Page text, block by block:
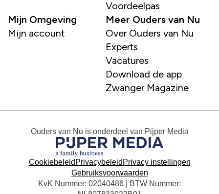
Voordeelpas
Mijn Omgeving
Mijn account
Meer Ouders van Nu
Over Ouders van Nu
Experts
Vacatures
Download de app
Zwanger Magazine
Ouders van Nu is onderdeel van Pijper Media
Cookiebeleid Privacybeleid Privacy instellingen
Gebruiksvoorwaarden
KvK Nummer: 02040486 | BTW Nummer: